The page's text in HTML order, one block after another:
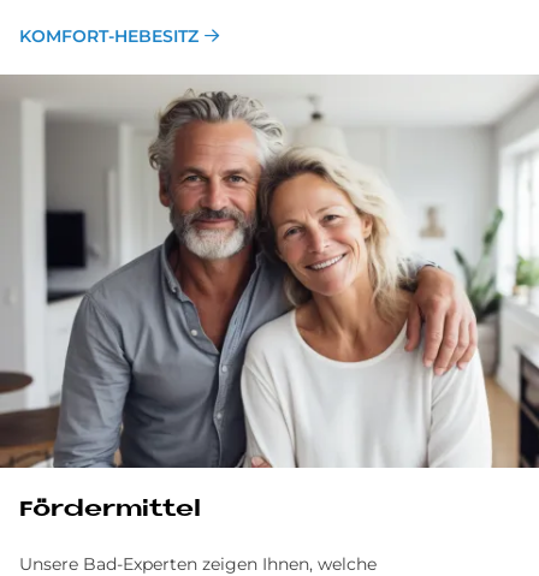
KOMFORT-HEBESITZ
För­der­mit­tel
Unsere Bad-Experten zeigen Ihnen, welche